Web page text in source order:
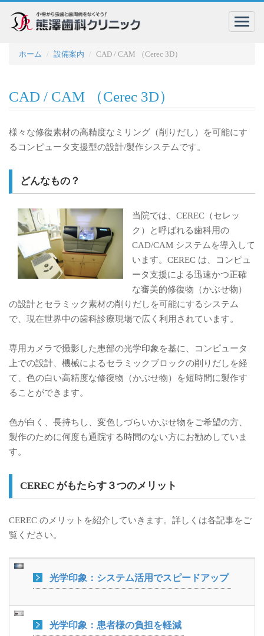
menu
ホーム 設備案内 CAD / CAM （Cerec 3D）
CAD / CAM （Cerec 3D）
様々な修復素材の高精度なミリング（削りだし）を可能にす
るコンピュータ支援型の設計/製作システムです。
どんなもの？
当院では、CEREC（セレッ
ク）と呼ばれる歯科用の
CAD/CAM システムを導入して
います。CEREC は、コンピュ
ータ支援による迅速かつ正確
な審美的修復物（かぶせ物）
の設計とセラミック素材の削りだしを可能にするシステム
で、現在世界中の歯科診療現場で広く利用されています。
専用カメラで撮影した患部の光学印象を基に、コンピュータ
上での設計、機械によるセラミックブロックの削りだしを経
て、色の白い高精度な修復物（かぶせ物）を短時間に製作す
ることができます。
色が白く、長持ちし、変色しづらいかぶせ物をご希望の方、
製作のために何度も通院する時間のない方にお勧めしていま
す。
CEREC がもたらす３つのメリット
CEREC のメリットを紹介していきます。詳しくは各記事をご
覧ください。
光学印象：システム活用でスピードアップ
光学印象：患者様の負担を軽減